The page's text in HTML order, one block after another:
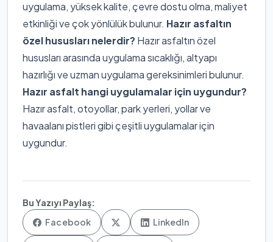
uygulama, yüksek kalite, çevre dostu olma, maliyet
etkinliği ve çok yönlülük bulunur. Hazır asfaltın
özel hususları nelerdir? Hazır asfaltın özel
hususları arasında uygulama sıcaklığı, altyapı
hazırlığı ve uzman uygulama gereksinimleri bulunur.
Hazır asfalt hangi uygulamalar için uygundur?
Hazır asfalt, otoyollar, park yerleri, yollar ve
havaalanı pistleri gibi çeşitli uygulamalar için
uygundur.
Bu Yazıyı Paylaş:
Facebook
LinkedIn